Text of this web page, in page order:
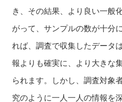
き、その結果、より良い一般
がって、サンプルの数が十分
れば、調査で収集したデータ
報よりも確実に、より大きな
られます。しかし、調査対象
究のように一人一人の情報を